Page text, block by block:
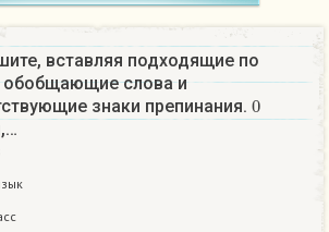
вставляя подходящие по
слова и
знаки препинания. 0